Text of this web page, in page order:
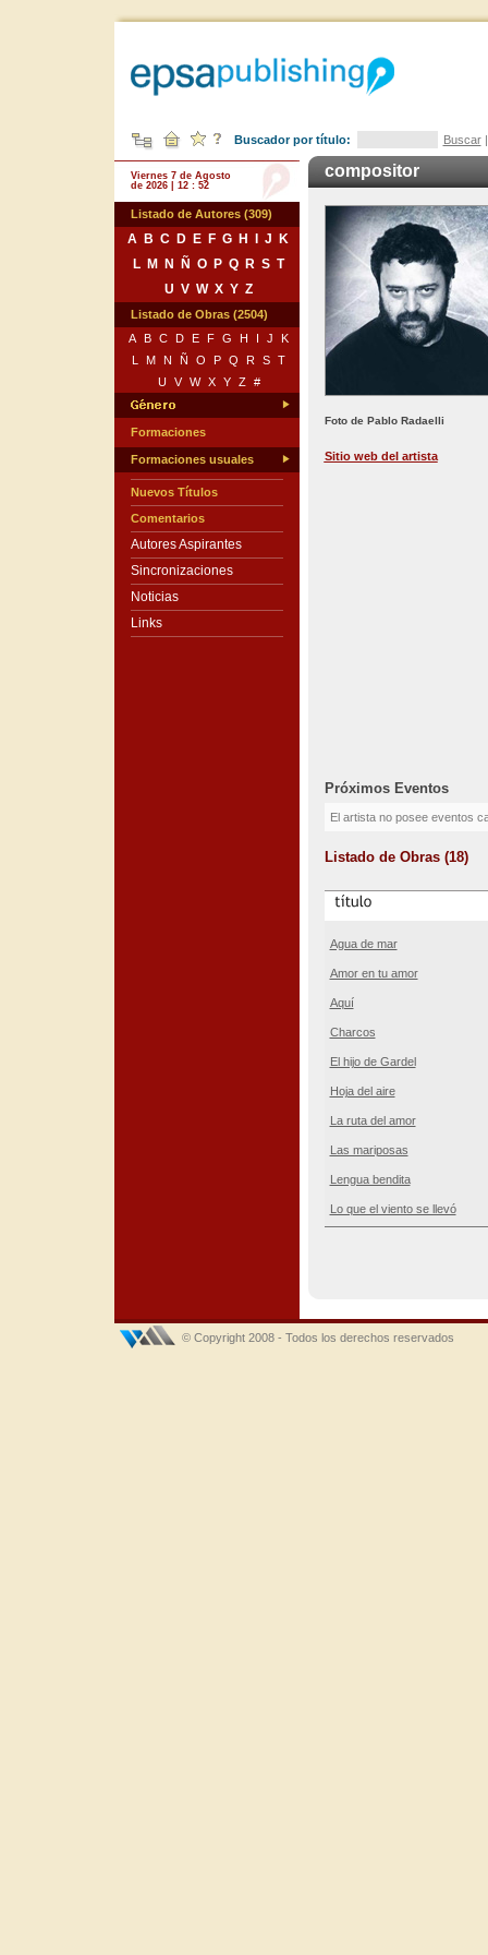
Buscador por título: Buscar
Viernes 7 de Agosto
de 2026 | 12 : 52
Listado de Autores (309)
A B C D E F G H J
K
L
M N Ñ O P Q R S T
U V W X Y Z
Listado de Obras (2504)
A
B C D E F G H I J
K
L
M N Ñ O P Q R S T
U
V W X Y Z #
Formaciones
Formaciones usuales
Nuevos Títulos
Comentarios
Autores Aspirantes
Sincronizaciones
Noticias
Links
compositor
Foto de Pablo Radaelli
Sitio web del artista
Próximos Eventos
El artista no posee eventos
Listado de Obras (18)
Agua de mar
Amor en tu amor
Aquí
Charcos
El hijo de Gardel
Hoja del aire
La ruta del amor
Las mariposas
Lengua bendita
Lo que el viento se llevó
© Copyright 2008 - Todos los derechos reservados